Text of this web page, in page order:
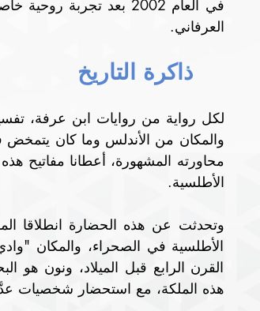
العرفاني.
ذاكرة التاريخ
الأطلسية.
هذه الملكة، مع استحضار شخصيات